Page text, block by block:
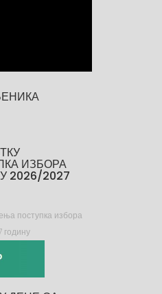
ИЗБОРА
2026/2027
поступка избора